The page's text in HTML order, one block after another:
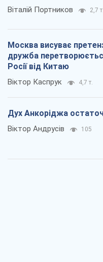
Віталій Портников 2,7 т.
Москва висуває
дружба
Росії від Китаю
Віктор Каспрук 4,7 т.
Дух Анкоріджа
Віктор Андрусів 105